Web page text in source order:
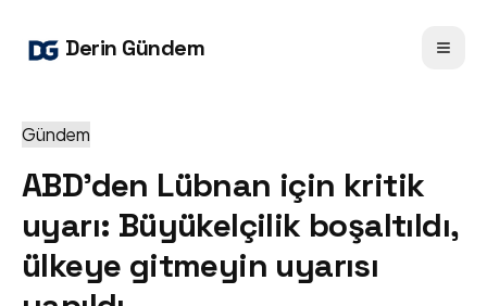
Derin Gündem
Gündem
ABD'den Lübnan için kritik
uyarı: Büyükelçilik boşaltıldı,
ülkeye gitmeyin uyarısı